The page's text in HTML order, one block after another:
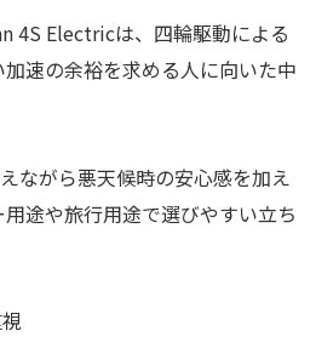
4S Electricは、四輪駆動による
速の余裕を求める人に向いた中
ながら悪天候時の安心感を加え
途や旅行用途で選びやすい立ち